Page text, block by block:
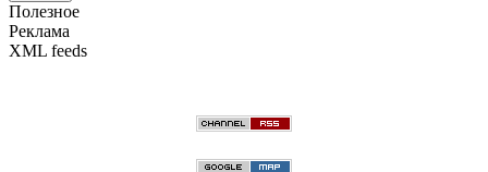
Полезное
Реклама
XML feeds